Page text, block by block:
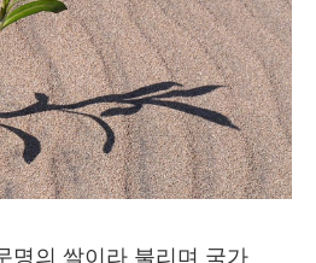
명의 쌀이라 불리며 국가